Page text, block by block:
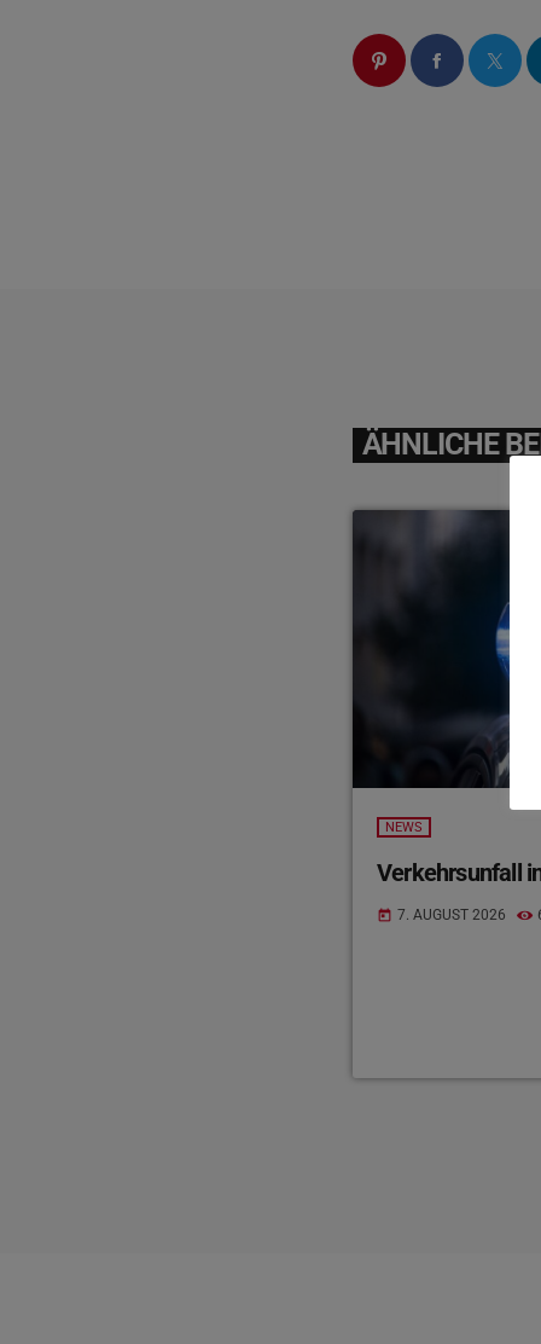
ÄHNLICHE
NEWS
Verkehrsunfall
today 7. AUGUST 2026